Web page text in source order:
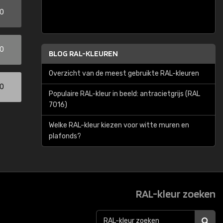
BLOG RAL-KLEUREN
Overzicht van de meest gebruikte RAL-kleuren
Populaire RAL-kleur in beeld: antracietgrijs (RAL
7016)
Welke RAL-kleur kiezen voor witte muren en
plafonds?
RAL-kleur zoeken